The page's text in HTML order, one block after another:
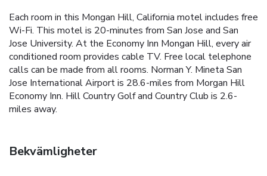
Each room in this Mongan Hill, California motel includes free
Wi-Fi. This motel is 20-minutes from San Jose and San
Jose University. At the Economy Inn Mongan Hill, every air
conditioned room provides cable TV. Free local telephone
calls can be made from all rooms. Norman Y. Mineta San
Jose International Airport is 28.6-miles from Morgan Hill
Economy Inn. Hill Country Golf and Country Club is 2.6-
miles away.
Bekvämligheter